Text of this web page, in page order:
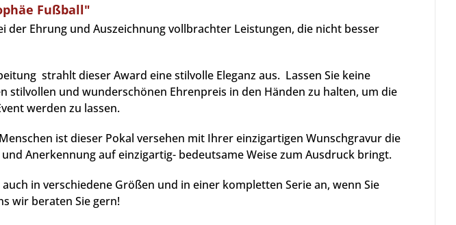
Fußball"
der Ehrung und Auszeichnung vollbrachter Leistungen, die nicht besser
strahlt dieser Award eine stilvolle Eleganz aus. Lassen Sie keine
stilvollen und wunderschönen Ehrenpreis in den Händen zu halten, um die
werden zu lassen.
ist dieser Pokal versehen mit Ihrer einzigartigen Wunschgravur die
Anerkennung auf einzigartig- bedeutsame Weise zum Ausdruck bringt.
in verschiedene Größen und in einer kompletten Serie an, wenn Sie
wir beraten Sie gern!